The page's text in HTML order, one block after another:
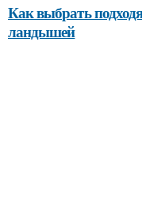
Как выбрать
ландышей